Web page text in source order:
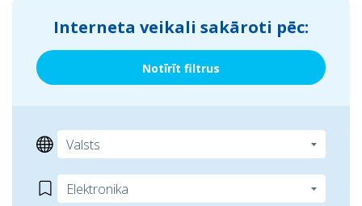
Interneta veikali sakāroti pēc:
Notīrīt filtrus